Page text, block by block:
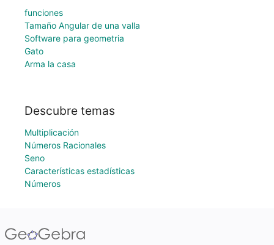
funciones
Tamaño Angular de una valla
Software para geometria
Gato
Arma la casa
Descubre temas
Multiplicación
Números Racionales
Seno
Características estadísticas
Números